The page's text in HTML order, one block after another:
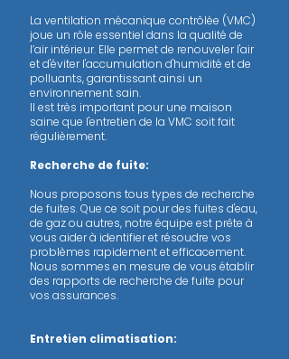
La ventilation mécanique contrôlée (VMC)
joue un rôle essentiel dans la qualité de
l’air intérieur. Elle permet de renouveler l'air
et d'éviter l'accumulation d'humidité et de
polluants, garantissant ainsi un
environnement sain.
Il est très important pour une maison
saine que l'entretien de la VMC soit fait
régulièrement.
Recherche de fuite:
Nous proposons tous types de recherche
de fuites. Que ce soit pour des fuites d'eau,
de gaz ou autres, notre équipe est prête à
vous aider à identifier et résoudre vos
problèmes rapidement et efficacement.
Nous sommes en mesure de vous établir
des rapports de recherche de fuite pour
vos assurances.
Entretien climatisation: